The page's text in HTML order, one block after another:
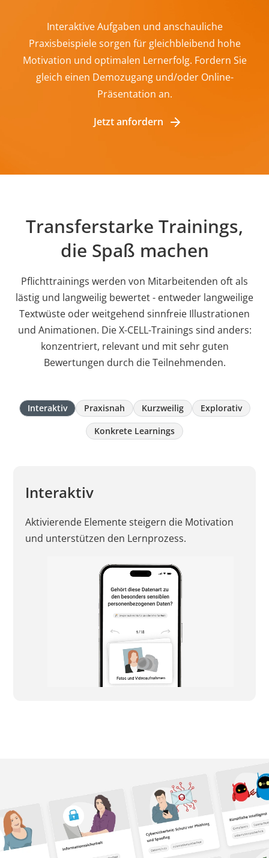
Interaktive Aufgaben und anschauliche
Praxisbeispiele sorgen für gleichbleibend hohe
Motivation und optimalen Lernerfolg. Fordern Sie
gleich einen Demozugang und/oder Online-
Präsentation an.
Jetzt anfordern
Transferstarke Trainings,
die Spaß machen
Pflichttrainings werden von Mitarbeitenden oft als
lästig und langweilig bewertet - entweder langweilige
Textwüste oder weitgehend sinnfreie Illustrationen
und Animationen. Die X-CELL-Trainings sind anders:
konzentriert, relevant und mit sehr guten
Bewertungen durch die Teilnehmenden.
Interaktiv Praxisnah Kurzweilig
Explorativ
Konkrete Learnings
Interaktiv
Aktivierende Elemente steigern die Motivation
und unterstützen den Lernprozess.